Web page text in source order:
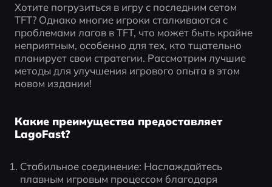
Хотите погрузиться в игру с последним сетом
TFT? Однако многие игроки сталкиваются с
проблемами лагов в TFT, что может быть крайне
неприятным, особенно для тех, кто тщательно
планирует свои стратегии. Рассмотрим лучшие
методы для улучшения игрового опыта в этом
новом издании!
Какие преимущества предоставляет
LagoFast?
Стабильное соединение: Наслаждайтесь
плавным игровым процессом благодаря